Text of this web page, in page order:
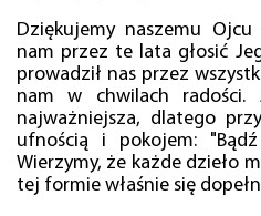
Dziękujemy naszemu
nam przez te lata głosić
prowadził nas przez
nam w chwilach
najważniejsza, dlatego
ufnością i pokojem:
Wierzymy, że każde dzieło
tej formie właśnie się